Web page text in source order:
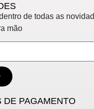
de todas as
mão
DE PAGAMENTO